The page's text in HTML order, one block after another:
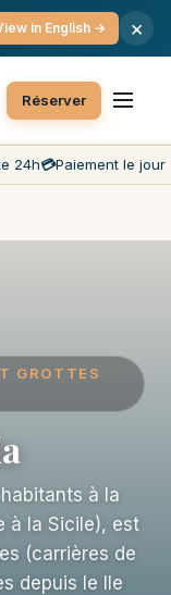
7j/7
Réserver
24h💳Paiement le jour
GROTTES
à la
à la Sicile), est
(carrières de
depuis le IIe
in English → ×